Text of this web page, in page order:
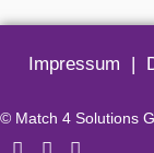
Impressum |
© Match 4 Solutions